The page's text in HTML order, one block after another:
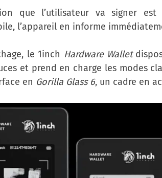
que l’utilisateur va signer
l’appareil en informe
le 1inch Hardware Wallet
et prend en charge les modes
en Gorilla Glass 6, un cadre en